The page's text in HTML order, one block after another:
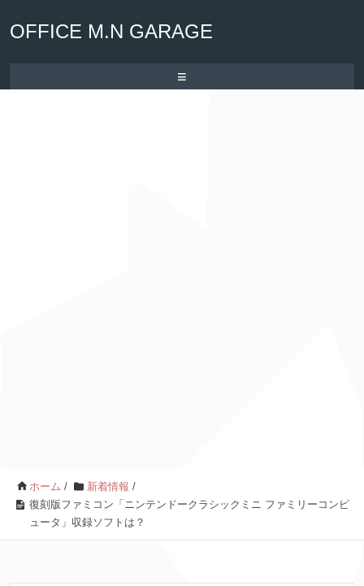
OFFICE M.N GARAGE
≡
ホーム / 新着情報 /
復刻版ファミコン「ニンテンドークラシックミニ ファミリーコンピ
ュータ」収録ソフトは？